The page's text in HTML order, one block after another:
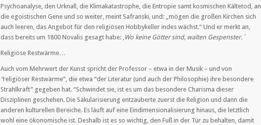
Psychoanalyse, den Urknall, die Klimakatastrophe, die Entropie samt kosmischen Kältetod, an
die egoistischen Gene und so weiter, meint Safranski, und: „mögen die großen Kirchen sich
auch leeren, das Angebot für den religiösen Hobbykeller indes wächst.“ Und er merkt an,
dass bereits um 1800 Novalis gesagt habe: ‚Wo keine Götter sind, walten Gespenster.´
Religiöse Restwärme…
Auch vom Mehrwert der Kunst spricht der Professor – etwa in der Musik – und von
“religiöser Restwärme”, die etwa “der Literatur (und auch der Philosophie) ihre besondere
Strahlkraft” gegeben hat. “Schwindet sie, ist es um das besondere Charisma dieser
Disziplinen geschehen. Die Säkularisierung entzauberte zuerst die Religion und dann die
anderen kulturellen Bereiche. Es läuft auf eine Eindimensionalisierung hinaus, die letztlich
wohl eine ökonomische ist. Deshalb ist es so wichtig, den Fuß in der Tür zu behalten, damit